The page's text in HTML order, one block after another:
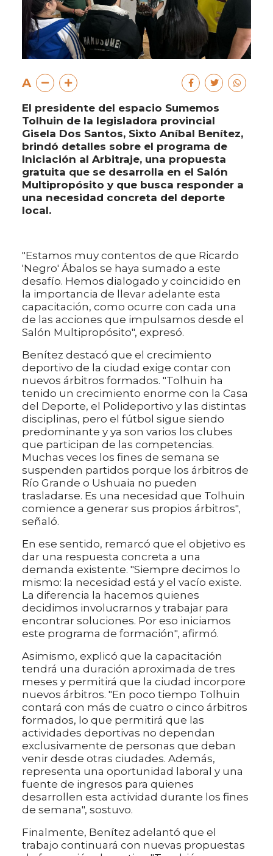
A
El presidente del espacio Sumemos
Tolhuin de la legisladora provincial
Gisela Dos Santos, Sixto Aníbal Benítez,
brindó detalles sobre el programa de
Iniciación al Arbitraje, una propuesta
gratuita que se desarrolla en el Salón
Multipropósito y que busca responder a
una necesidad concreta del deporte
local.
"Estamos muy contentos de que Ricardo
'Negro' Ábalos se haya sumado a este
desafío. Hemos dialogado y coincidido en
la importancia de llevar adelante esta
capacitación, como ocurre con cada una
de las acciones que impulsamos desde el
Salón Multipropósito", expresó.
Benítez destacó que el crecimiento
deportivo de la ciudad exige contar con
nuevos árbitros formados. "Tolhuin ha
tenido un crecimiento enorme con la Casa
del Deporte, el Polideportivo y las distintas
disciplinas, pero el fútbol sigue siendo
predominante y ya son varios los clubes
que participan de las competencias.
Muchas veces los fines de semana se
suspenden partidos porque los árbitros de
Río Grande o Ushuaia no pueden
trasladarse. Es una necesidad que Tolhuin
comience a generar sus propios árbitros",
señaló.
En ese sentido, remarcó que el objetivo es
dar una respuesta concreta a una
demanda existente. "Siempre decimos lo
mismo: la necesidad está y el vacío existe.
La diferencia la hacemos quienes
decidimos involucrarnos y trabajar para
encontrar soluciones. Por eso iniciamos
este programa de formación", afirmó.
Asimismo, explicó que la capacitación
tendrá una duración aproximada de tres
meses y permitirá que la ciudad incorpore
nuevos árbitros. "En poco tiempo Tolhuin
contará con más de cuatro o cinco árbitros
formados, lo que permitirá que las
actividades deportivas no dependan
exclusivamente de personas que deban
venir desde otras ciudades. Además,
representa una oportunidad laboral y una
fuente de ingresos para quienes
desarrollen esta actividad durante los fines
de semana", sostuvo.
Finalmente, Benítez adelantó que el
trabajo continuará con nuevas propuestas